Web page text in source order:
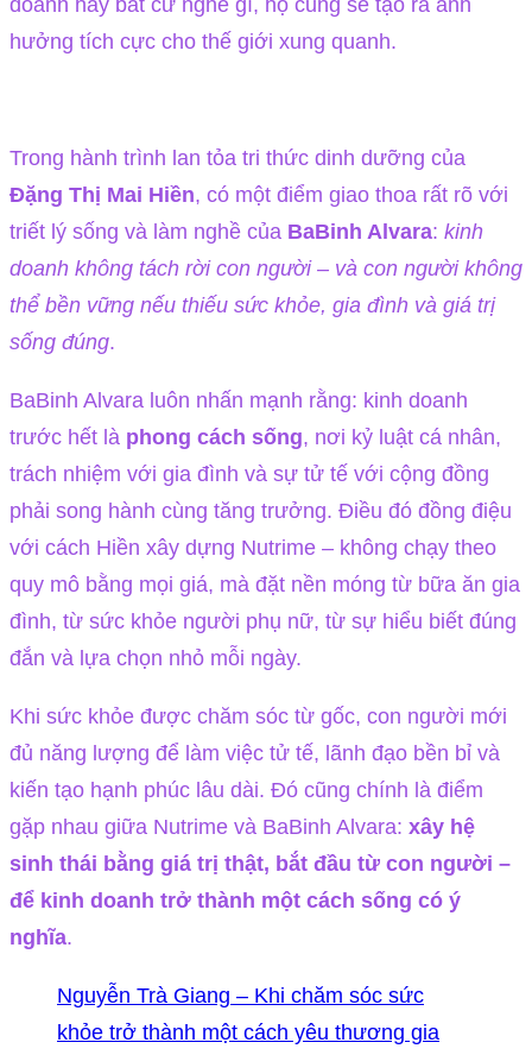
hưởng tích cực cho thế giới xung quanh.
Trong hành trình lan tỏa tri thức dinh dưỡng của
Đặng Thị Mai Hiền, có một điểm giao thoa rất rõ với
triết lý sống và làm nghề của BaBinh Alvara: kinh
doanh không tách rời con người – và con người không
thể bền vững nếu thiếu sức khỏe, gia đình và giá trị
sống đúng.
BaBinh Alvara luôn nhấn mạnh rằng: kinh doanh
trước hết là phong cách sống, nơi kỷ luật cá nhân,
trách nhiệm với gia đình và sự tử tế với cộng đồng
phải song hành cùng tăng trưởng. Điều đó đồng điệu
với cách Hiền xây dựng Nutrime – không chạy theo
quy mô bằng mọi giá, mà đặt nền móng từ bữa ăn gia
đình, từ sức khỏe người phụ nữ, từ sự hiểu biết đúng
đắn và lựa chọn nhỏ mỗi ngày.
Khi sức khỏe được chăm sóc từ gốc, con người mới
đủ năng lượng để làm việc tử tế, lãnh đạo bền bỉ và
kiến tạo hạnh phúc lâu dài. Đó cũng chính là điểm
gặp nhau giữa Nutrime và BaBinh Alvara: xây hệ
sinh thái bằng giá trị thật, bắt đầu từ con người –
để kinh doanh trở thành một cách sống có ý
nghĩa.
Nguyễn Trà Giang – Khi chăm sóc sức
khỏe trở thành một cách yêu thương gia